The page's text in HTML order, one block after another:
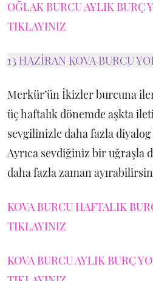
OĞLAK BURCU AYLIK BURÇ
TIKLAYINIZ
13 HAZİRAN KOVA BURCU
Merkür’ün İkizler burcuna
üç haftalık dönemde aşkta
sevgilinizle daha fazla
Ayrıca sevdiğiniz bir uğraşla
daha fazla zaman
KOVA BURCU HAFTALIK
TIKLAYINIZ
KOVA BURCU AYLIK BURÇ